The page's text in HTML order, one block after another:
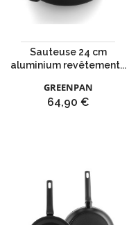
Sauteuse 24 cm
aluminium revêtement...
GREENPAN
Prix
64,90 €